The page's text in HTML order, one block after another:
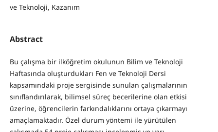
ve Teknoloji, Kazanım
Abstract
Bu çalışma bir ilköğretim okulunun Bilim ve Teknoloji
Haftasında oluşturdukları Fen ve Teknoloji Dersi
kapsamındaki proje sergisinde sunulan çalışmalarının
sınıflandırılarak, bilimsel süreç becerilerine olan etkisi
üzerine, öğrencilerin farkındalıklarını ortaya çıkarmayı
amaçlamaktadır. Özel durum yöntemi ile yürütülen